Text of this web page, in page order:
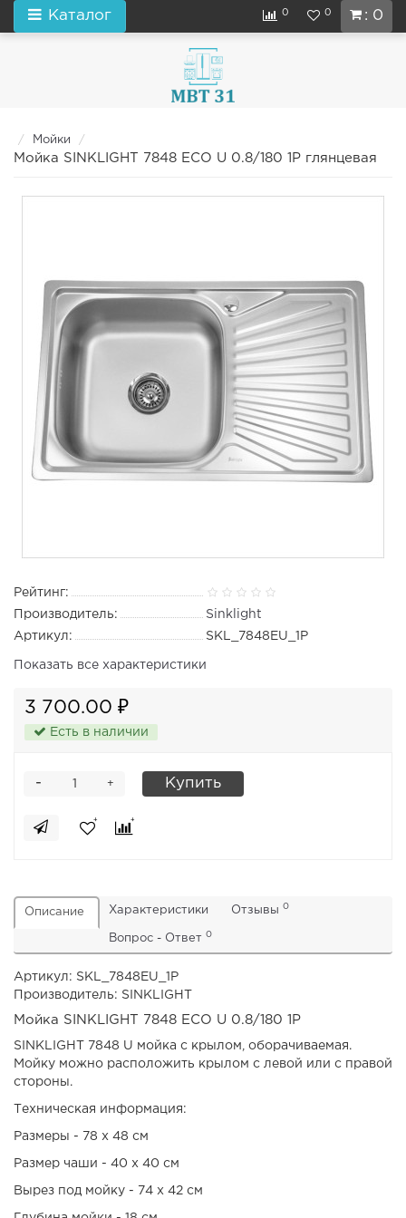
: 0
Каталог 0 0
Мойки
Мойка SINKLIGHT 7848 ECO U 0.8/180 1P глянцевая
Рейтинг:
Производитель:
Sinklight
Артикул:
SKL_7848EU_1P
Показать все характеристики
3 700.00 ₽
Есть в наличии
+
- Купить
Описание Характеристики Отзывы 0
Вопрос - Ответ 0
Артикул: SKL_7848EU_1P
Производитель: SINKLIGHT
Мойка SINKLIGHT 7848 ECO U 0.8/180 1P
SINKLIGHT 7848 U мойка с крылом, оборачиваемая.
Мойку можно расположить крылом с левой или с правой
стороны.
Техническая информация:
Размеры - 78 x 48 см
Размер чаши - 40 x 40 см
Вырез под мойку - 74 x 42 см